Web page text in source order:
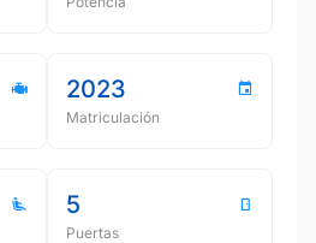
2023
Matriculación
5
Puertas